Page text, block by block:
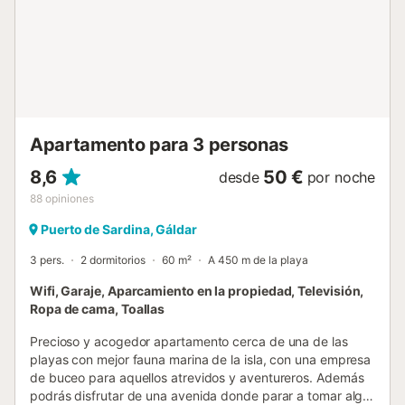
Apartamento para 3 personas
8,6
88 opiniones
desde 50 € por noche
Puerto de Sardina, Gáldar
3 pers. 2 dormitorios 60 m² A 450 m de la playa
Wifi, Garaje, Aparcamiento en la propiedad, Televisión,
Ropa de cama, Toallas
Precioso y acogedor apartamento cerca de una de las
playas con mejor fauna marina de la isla, con una empresa
de buceo para aquellos atrevidos y aventureros. Además
podrás disfrutar de una avenida donde parar a tomar algo